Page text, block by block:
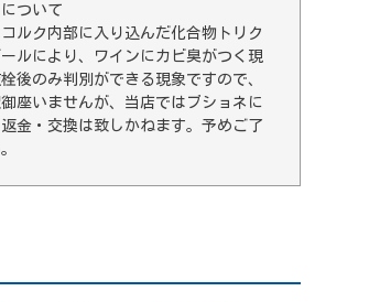
ついて
ルク内部に入り込んだ化合物トリク
ルにより、ワインにカビ臭がつく現
後のみ判別ができる現象ですので、
座いませんが、当店ではブショネに
金・交換は致しかねます。予めご了